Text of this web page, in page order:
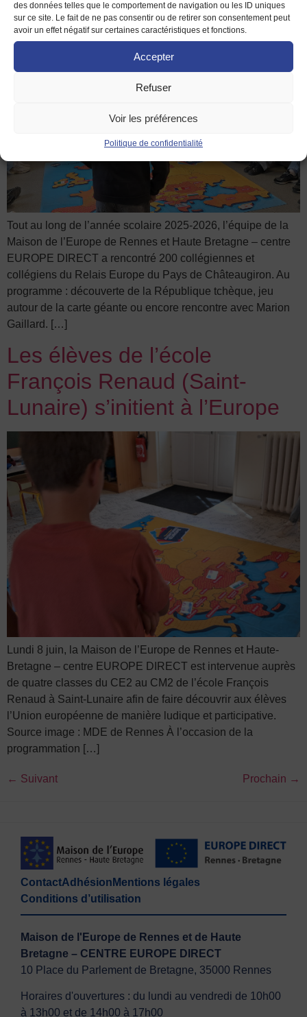
des données telles que le comportement de navigation ou les ID uniques
sur ce site. Le fait de ne pas consentir ou de retirer son consentement peut
avoir un effet négatif sur certaines caractéristiques et fonctions.
Accepter
Refuser
Voir les préférences
Politique de confidentialité
Tout au long de l’année scolaire 2025-2026, l’équipe de la
Maison de l’Europe de Rennes et Haute Bretagne – centre
EUROPE DIRECT a rencontré 200 collégiennes et
collégiens du Relais Europe du Pays de Châteaugiron. Au
programme : découverte de la République tchèque, jeu
autour de la carte géante ou encore rencontre avec Marion
Gaillard. […]
Les élèves de l’école
François Renaud (Saint-
Lunaire) s’initient à l’Europe
Lundi 8 juin, la Maison de l’Europe de Rennes et Haute-
Bretagne – centre EUROPE DIRECT est intervenue auprès
de quatre classes du CE2 au CM2 de l’école François
Renaud à Saint-Lunaire afin de faire découvrir aux élèves
l’Union européenne de manière ludique et participative.
Source image : MDE de Rennes À l’occasion de la
programmation […]
← Suivant Prochain →
ContactAdhésion Mentions légales
Conditions d’utilisation
Maison de l'Europe de Rennes et de Haute
Bretagne – CENTRE EUROPE DIRECT
10 Place du Parlement de Bretagne, 35000 Rennes
Horaires d'ouvertures : du lundi au vendredi de 10h00
à 13h00 et de 14h00 à 17h00